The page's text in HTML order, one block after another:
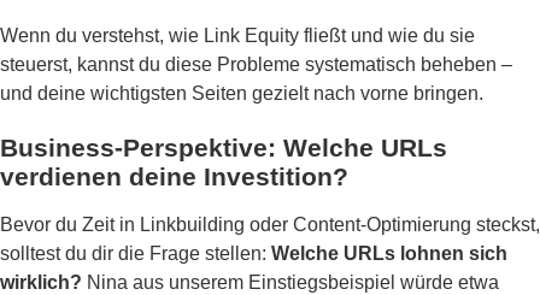
Wenn du verstehst, wie Link Equity fließt und wie du sie
steuerst, kannst du diese Probleme systematisch beheben –
und deine wichtigsten Seiten gezielt nach vorne bringen.
Business-Perspektive: Welche URLs
verdienen deine Investition?
Bevor du Zeit in Linkbuilding oder Content-Optimierung steckst,
solltest du dir die Frage stellen: Welche URLs lohnen sich
wirklich? Nina aus unserem Einstiegsbeispiel würde etwa